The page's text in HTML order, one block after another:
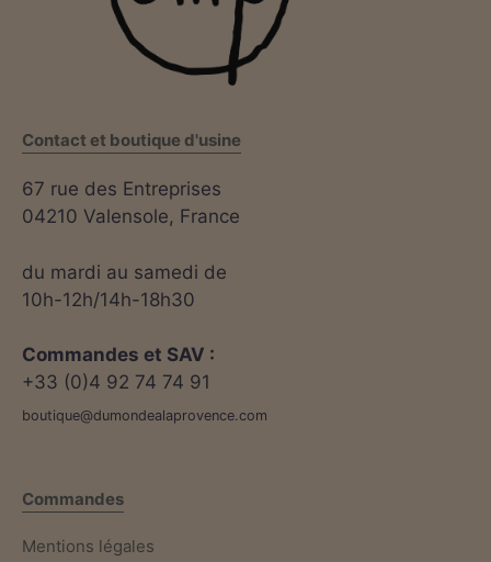
Contact et boutique d'usine
67 rue des Entreprises
04210 Valensole, France
du mardi au samedi de
10h-12h/14h-18h30
Commandes et SAV :
+33 (0)4 92 74 74 91
boutique@dumondealaprovence.com
Commandes
Mentions légales